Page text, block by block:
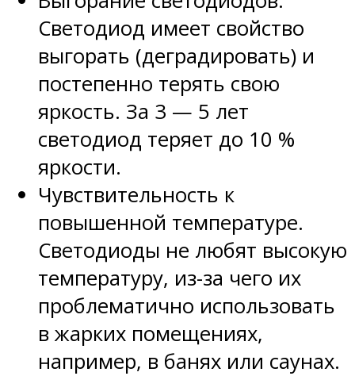
Светодиод имеет свойство
выгорать (деградировать) и
постепенно терять свою
яркость. За 3 — 5 лет
светодиод теряет до 10 %
яркости.
Чувствительность к
повышенной температуре.
Светодиоды не любят высокую
температуру, из-за чего их
проблематично использовать
в жарких помещениях,
например, в банях или саунах.